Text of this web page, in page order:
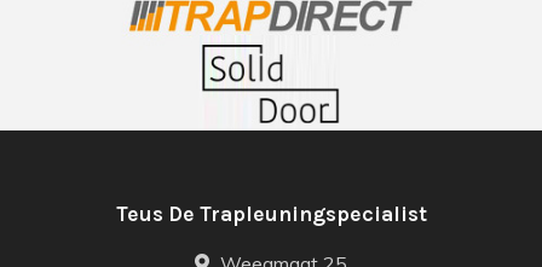
Teus De Trapleuningspecialist